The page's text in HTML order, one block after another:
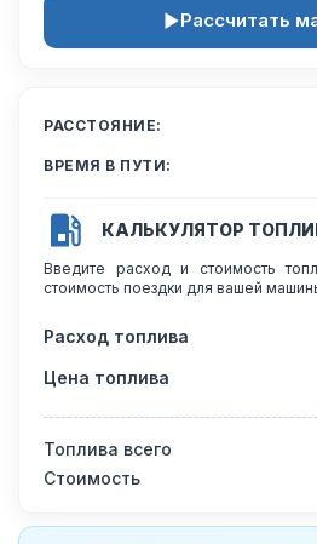
Рассчитать
РАССТОЯНИЕ:
ВРЕМЯ В ПУТИ:
КАЛЬКУЛЯТОР
Введите расход и стоимость
стоимость поездки для вашей
Расход топлива
Цена топлива
Топлива всего
Стоимость